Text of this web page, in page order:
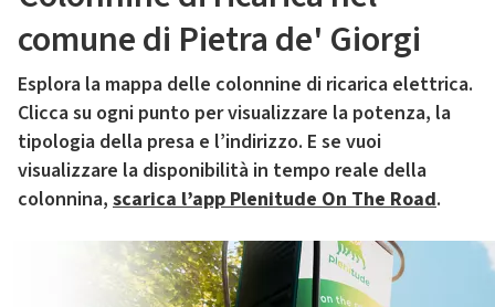
comune di Pietra de' Giorgi
Esplora la mappa delle colonnine di ricarica elettrica.
Clicca su ogni punto per visualizzare la potenza, la
tipologia della presa e l’indirizzo. E se vuoi
visualizzare la disponibilità in tempo reale della
colonnina, scarica l’app Plenitude On The Road.